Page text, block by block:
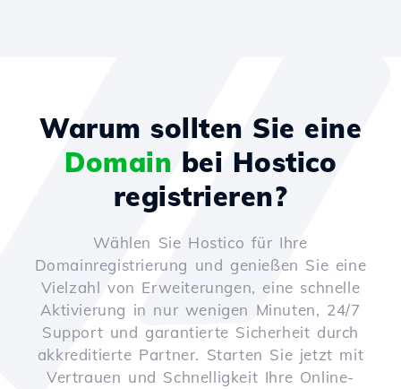
Warum sollten Sie eine
Domain bei Hostico
registrieren?
Wählen Sie Hostico für Ihre
Domainregistrierung und genießen Sie eine
Vielzahl von Erweiterungen, eine schnelle
Aktivierung in nur wenigen Minuten, 24/7
Support und garantierte Sicherheit durch
akkreditierte Partner. Starten Sie jetzt mit
Vertrauen und Schnelligkeit Ihre Online-